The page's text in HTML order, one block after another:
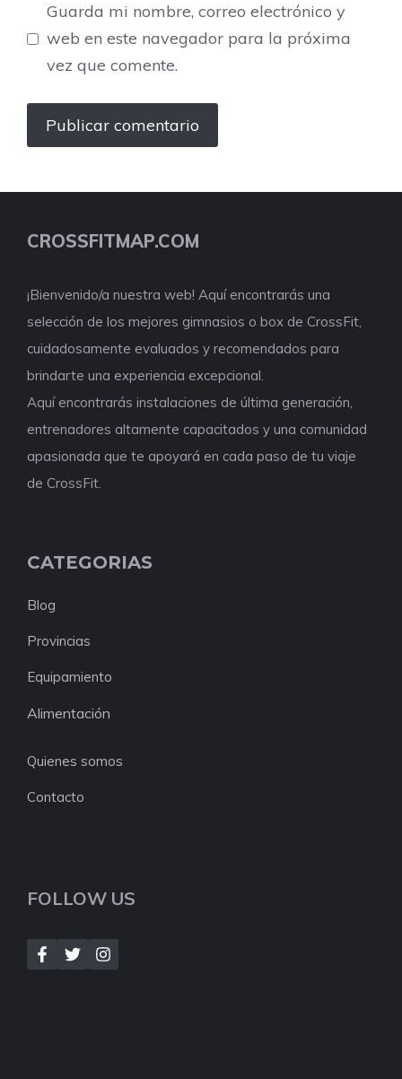
Guarda mi nombre, correo electrónico y
web en este navegador para la próxima
vez que comente.
CROSSFITMAP.COM
¡Bienvenido/a nuestra web! Aquí encontrarás una
selección de los mejores gimnasios o box de CrossFit,
cuidadosamente evaluados y recomendados para
brindarte una experiencia excepcional.
Aquí encontrarás instalaciones de última generación,
entrenadores altamente capacitados y una comunidad
apasionada que te apoyará en cada paso de tu viaje
de CrossFit.
CATEGORIAS
Blog
Provincias
Equipamiento
Alimentación
Quienes somos
Contacto
FOLLOW US